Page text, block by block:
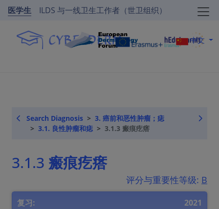
医学生 ILDS 与一线卫生工作者（世卫组织）
中文
Search Diagnosis
3. 癌前和恶性肿瘤；痣
3.1. 良性肿瘤和痣
3.1.3 瘢痕疙瘩
3.1.3 瘢痕疙瘩
评分与重要性等级: B
复习: 2021